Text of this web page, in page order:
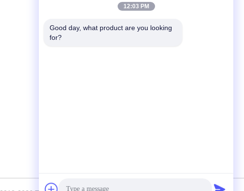
86--18924634707
12:03 PM
Good day, what product are you looking
for?